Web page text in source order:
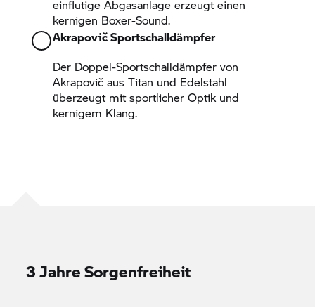
einflutige Abgasanlage erzeugt einen
kernigen Boxer-Sound.
Akrapovič Sportschalldämpfer
Der Doppel-Sportschalldämpfer von
Akrapovič aus Titan und Edelstahl
überzeugt mit sportlicher Optik und
kernigem Klang.
3 Jahre Sorgenfreiheit